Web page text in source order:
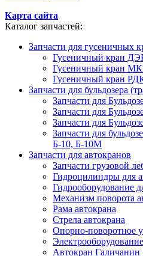
Карта сайта
Каталог запчастей:
Запчасти для гусеничных
Гусеничный кран
Гусеничный кран
Гусеничный кран
Запчасти для бульдозера
Запчасти для
Запчасти для
Запчасти для
Запчасти для
Б-10, Б-10М
Запчасти для автокранов
Запчасти грузовой
Гидроцилиндры для
Гидрооборудование
Механизм поворота
Рама автокрана
Стрела автокрана
Опорно-поворотное
Автокран Галичанин